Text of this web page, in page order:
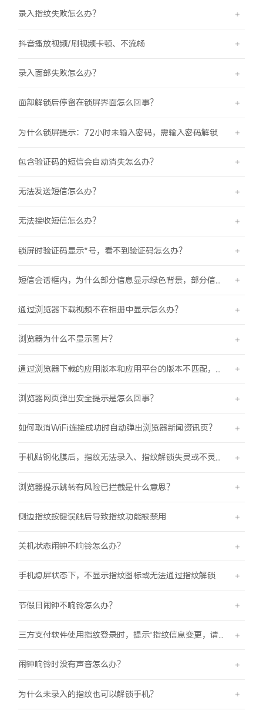
录入指纹失败怎么办？
抖音播放视频/刷视频卡顿、不流畅
录入面部失败怎么办？
面部解锁后停留在锁屏界面怎么回事？
为什么锁屏提示：72小时未输入密码，需输入密码解锁
包含验证码的短信会自动消失怎么办？
无法发送短信怎么办？
无法接收短信怎么办？
锁屏时验证码显示*号，看不到验证码怎么办？
通过浏览器下载视频不在相册中显示怎么办？
浏览器为什么不显示图片？
浏览器网页弹出安全提示是怎么回事？
如何取消WiFi连接成功时自动弹出浏览器新闻资讯页？
手机贴钢化膜后，指纹无法录入、指纹解锁失灵或不灵敏。
浏览器提示跳转有风险已拦截是什么意思？
侧边指纹按键误触后导致指纹功能被禁用
关机状态闹钟不响铃怎么办？
手机熄屏状态下，不显示指纹图标或无法通过指纹解锁
节假日闹钟不响铃怎么办？
闹钟响铃时没有声音怎么办？
为什么未录入的指纹也可以解锁手机？